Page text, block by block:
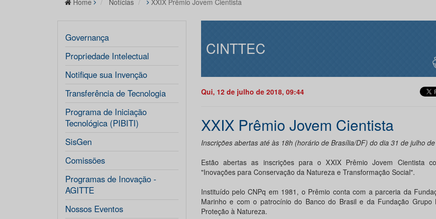
Home Notícias XXIX Prêmio Jovem Cientista
Governança
Propriedade Intelectual
Notifique sua Invenção
Transferência de Tecnologia
Programa de Iniciação
Tecnológica (PIBITI)
SisGen
Comissões
Programas de Inovação -
AGITTE
Nossos Eventos
CINTTEC
Qui, 12 de julho de 2018, 09:44
XXIX Prêmio Jovem Cientista
Inscrições abertas até às 18h (horário de Brasília/DF) do dia 31 de julho
Estão abertas as inscrições para o XXIX Prêmio Jovem Cientista
"Inovações para Conservação da Natureza e Transformação Social".
Instituído pelo CNPq em 1981, o Prêmio conta com a parceria da
Marinho e com o patrocínio do Banco do Brasil e da Fundação Grupo
Proteção à Natureza.